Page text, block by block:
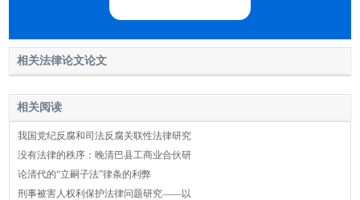
相关法律论文论文
相关阅读
我国党纪反腐和司法反腐关联性法律研究
没有法律的秩序：晚清巴县工商业合伙研
论清代的“立嗣子法”律条的利弊
刑事被害人权利保护法律问题研究——以